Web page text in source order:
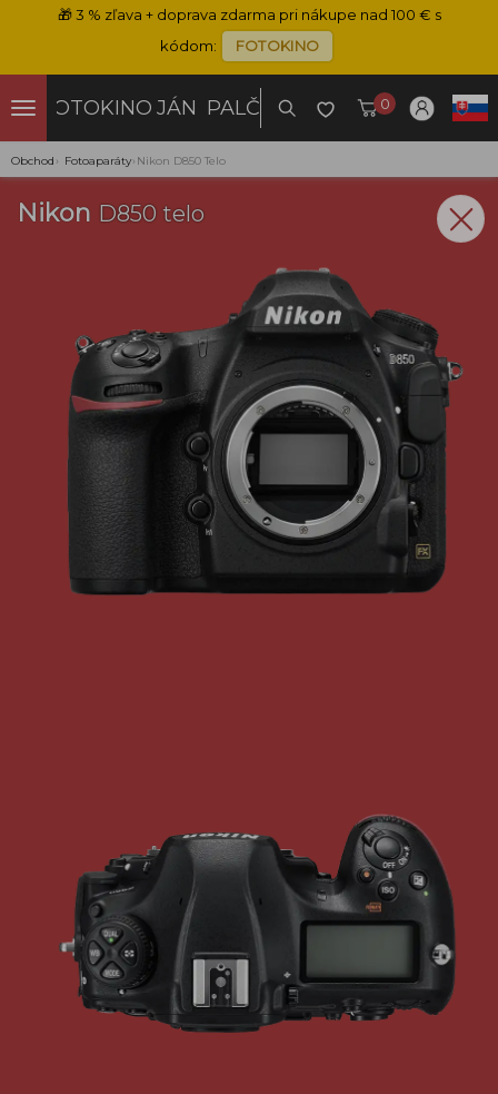
🎁3 % zľava + doprava zdarma pri nákupe nad 100 € s
kódom:
FOTOKINO
FOTOKINO JÁN PALČO 0
Obchod › Fotoaparáty› Nikon D850 Telo
Nikon D850 telo